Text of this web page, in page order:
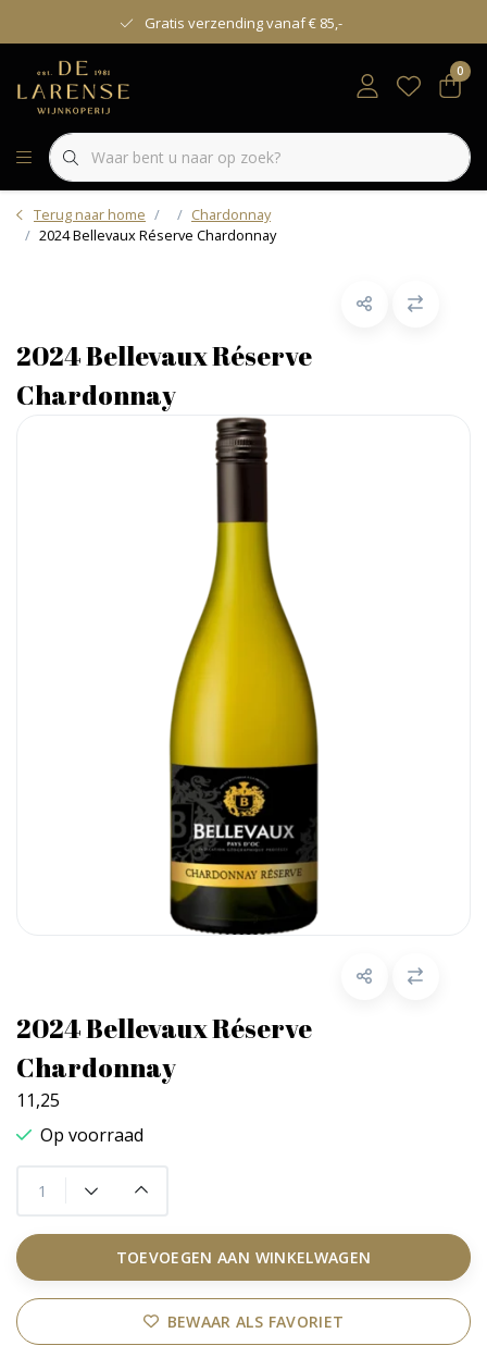
Gratis verzending vanaf € 85,-
0
Terug naar home
Chardonnay
2024 Bellevaux Réserve Chardonnay
2024 Bellevaux Réserve
Chardonnay
2024 Bellevaux Réserve
Chardonnay
11,25
Op voorraad
TOEVOEGEN AAN WINKELWAGEN
BEWAAR ALS FAVORIET